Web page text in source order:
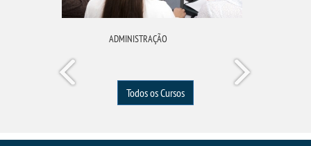
ADMINISTRAÇÃO
Todos os Cursos